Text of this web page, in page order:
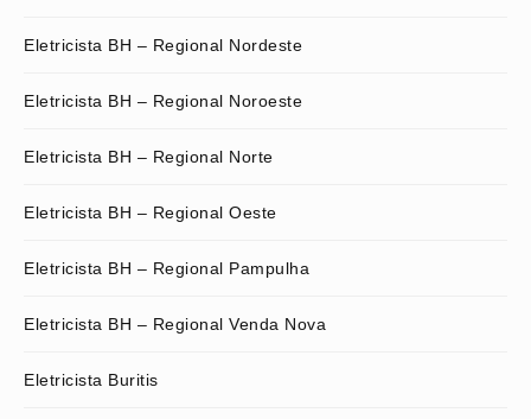
Eletricista BH – Regional Nordeste
Eletricista BH – Regional Noroeste
Eletricista BH – Regional Norte
Eletricista BH – Regional Oeste
Eletricista BH – Regional Pampulha
Eletricista BH – Regional Venda Nova
Eletricista Buritis